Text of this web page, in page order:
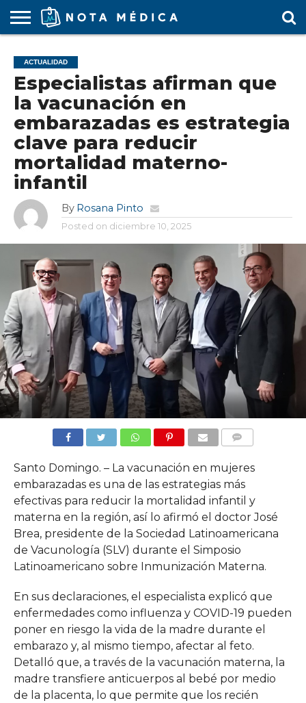
MÉDICA
ARS
ARTÍCULO
ACTUALIDAD
COLEGIO
MÉDICO
COVID-
19
EDUCACIÓN
MÉDICA
ESTUDIANTES
FARMACÉUTICAS
GUBERNAMENTAL
HOSPITALES
Y CLÍNICAS
MARKETING
MÉDICO
RESIDENTES
SALUD
LABORAL
SOCIEDADES
MÉDICAS
TURISMO
MÉDICO
VÍDEOS
ACTUALIDAD
Especialistas afirman que
la vacunación en
embarazadas es estrategia
clave para reducir
mortalidad materno-
infantil
By Rosana Pinto
Posted on diciembre 10, 2025
Santo Domingo. – La vacunación en mujeres
embarazadas es una de las estrategias más
efectivas para reducir la mortalidad infantil y
materna en la región, así lo afirmó el doctor José
Brea, presidente de la Sociedad Latinoamericana
de Vacunología (SLV) durante el Simposio
Latinoamericano sobre Inmunización Materna.
En sus declaraciones, el especialista explicó que
enfermedades como influenza y COVID-19 pueden
poner en riesgo la vida de la madre durante el
embarazo y, al mismo tiempo, afectar al feto.
Detalló que, a través de la vacunación materna, la
madre transfiere anticuerpos al bebé por medio
de la placenta, lo que permite que los recién